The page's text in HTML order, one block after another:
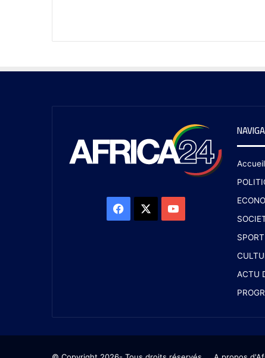
Accueil
SPORT
ACTU